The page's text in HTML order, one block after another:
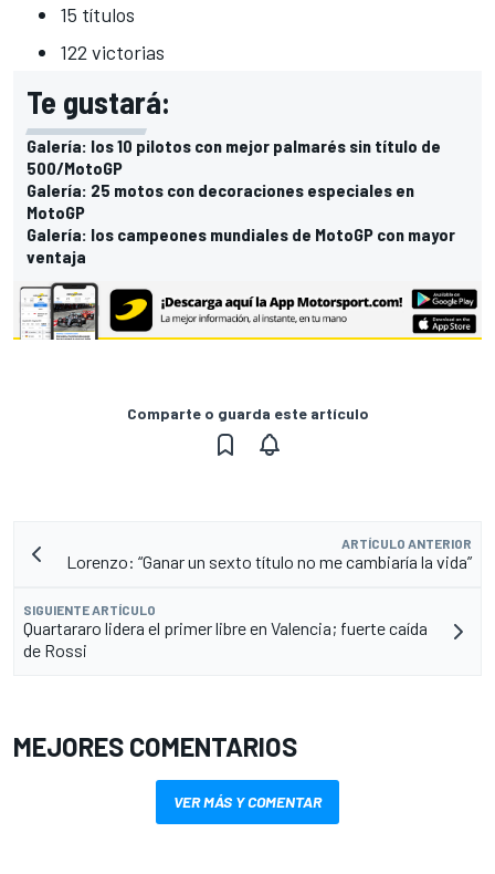
15 títulos
122 victorias
Te gustará:
Galería: los 10 pilotos con mejor palmarés sin título de
500/MotoGP
Galería: 25 motos con decoraciones especiales en
MotoGP
Galería: los campeones mundiales de MotoGP con mayor
ventaja
Comparte o guarda este artículo
ARTÍCULO ANTERIOR
Lorenzo: “Ganar un sexto título no me cambiaría la vida”
SIGUIENTE ARTÍCULO
Quartararo lidera el primer libre en Valencia; fuerte caída
de Rossi
MEJORES COMENTARIOS
VER MÁS Y COMENTAR